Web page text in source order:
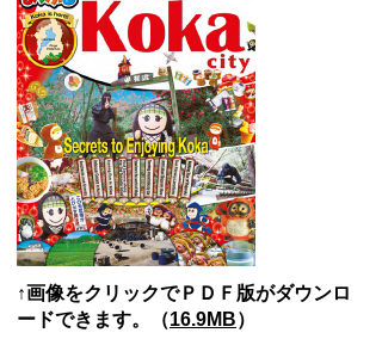
↑画像をクリックでＰＤＦ版がダウンロ
ードできます。（16.9MB）